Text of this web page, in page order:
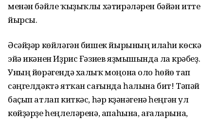
менән бәйле ҡыҙыҡлы хәтирәләрен бәйән итте
йырсы.
Әсәйҙәр көйләгән бишек йырының илаһи көскә
эйә икәнен Иҙрис Ғәзиев яҙмышында ла күрәбеҙ.
Уның йөрәгендә халыҡ моңона оло һөйөү тап
сәңгелдәктә ятҡан сағында һалына бит! Тәпәй
баҫып атлап киткәс, һәр күҙәнәгенә һеңгән ул
көйҙәрҙе һеңлеләренә, апаһына, ағаларына,